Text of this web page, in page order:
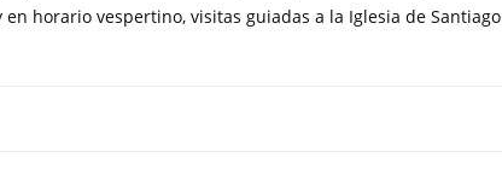
horario vespertino, visitas guiadas a la Iglesia de Santiago